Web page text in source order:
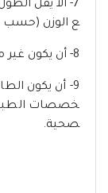
ع الوزن (حسب
8- أن يكون غير متزوج من امرأة أجنبية.
9- أن يكون
خصصات
صحية.